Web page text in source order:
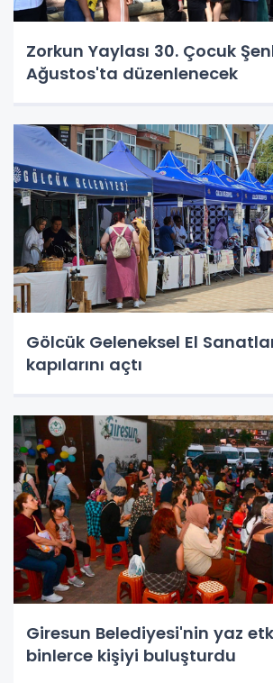
Zorkun Yaylası 30. Çocuk
Ağustos'ta düzenlenecek
Gölcük Geleneksel El
kapılarını açtı
Giresun Belediyesi'nin yaz
binlerce kişiyi buluşturdu